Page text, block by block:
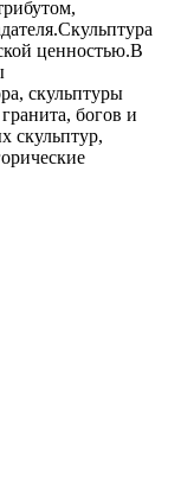
ценностью.В
скульптуры
богов и
скульптур,